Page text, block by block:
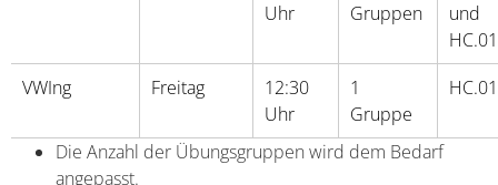
Uhr
Gruppen
und
VWIng
Freitag
12:30
Uhr
1
Gruppe
Die Anzahl der Übungsgruppen wird dem Bedarf
angepasst.